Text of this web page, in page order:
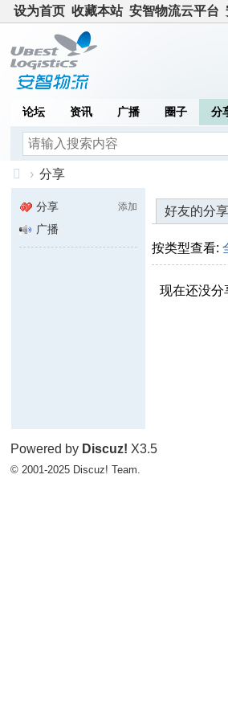
设为首页 收藏本站 安智物流云平台
论坛 资讯 广播 圈子 分
社
› 分享
添加
分享
广播
好友的分享
按类型查看:
现在还没分
Powered by Discuz! X3.5
© 2001-2025 Discuz! Team.